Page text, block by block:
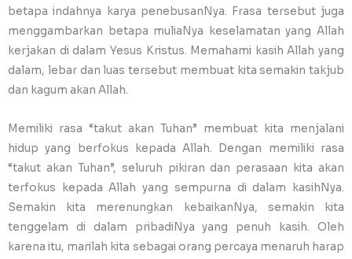
betapa indahnya karya penebusanNya. Frasa tersebut juga
menggambarkan betapa muliaNya keselamatan yang Allah
kerjakan di dalam Yesus Kristus. Memahami kasih Allah yang
dalam, lebar dan luas tersebut membuat kita semakin takjub
dan kagum akan Allah.
Memiliki rasa “takut akan Tuhan” membuat kita menjalani
hidup yang berfokus kepada Allah. Dengan memiliki rasa
“takut akan Tuhan”, seluruh pikiran dan perasaan kita akan
terfokus kepada Allah yang sempurna di dalam kasihNya.
Semakin kita merenungkan kebaikanNya, semakin kita
tenggelam di dalam pribadiNya yang penuh kasih. Oleh
karena itu, marilah kita sebagai orang percaya menaruh harap